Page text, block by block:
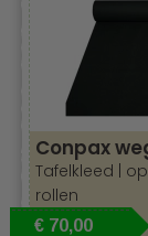
Conpax
Tafelkleed |
rollen
€ 70,00